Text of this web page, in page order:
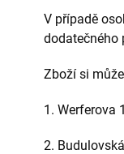
V případě
dodatečného
Zboží si
1. Werferova
2.